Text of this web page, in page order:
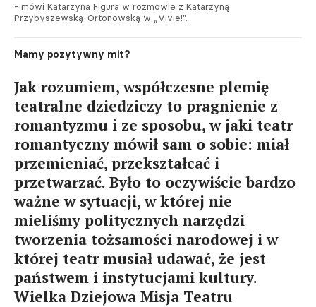
- mówi Katarzyna Figura w rozmowie z Katarzyną
Przybyszewską-Ortonowską w „Vivie!".
Mamy pozytywny mit?
Jak rozumiem, współczesne plemię
teatralne dziedziczy to pragnienie z
romantyzmu i ze sposobu, w jaki teatr
romantyczny mówił sam o sobie: miał
przemieniać, przekształcać i
przetwarzać. Było to oczywiście bardzo
ważne w sytuacji, w której nie
mieliśmy politycznych narzędzi
tworzenia tożsamości narodowej i w
której teatr musiał udawać, że jest
państwem i instytucjami kultury.
Wielka Dziejowa Misja Teatru